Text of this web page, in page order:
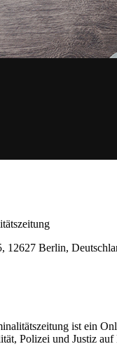
12627 Berlin,
ist ein
Polizei und Justiz auf